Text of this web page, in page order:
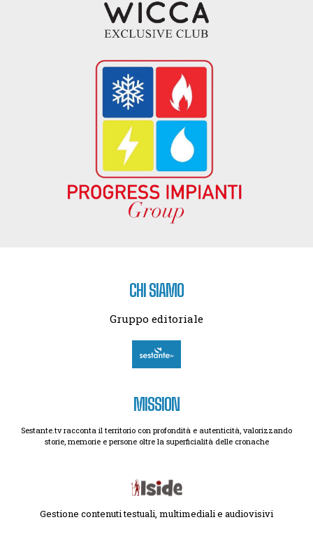
CHI SIAMO
Gruppo editoriale
MISSION
Sestante.tv racconta il territorio con profondità e autenticità, valorizzando
storie, memorie e persone oltre la superficialità delle cronache
Gestione contenuti testuali, multimediali e audiovisivi